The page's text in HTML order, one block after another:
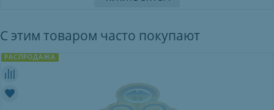
С этим товаром часто покупают
РАСПРОДАЖА